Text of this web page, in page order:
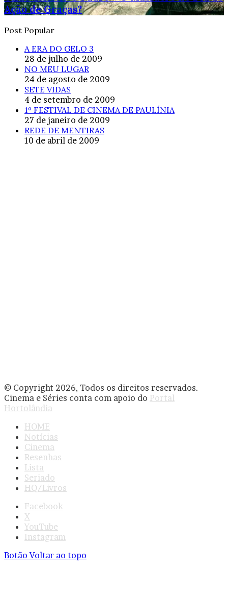
Ação de Graças?
Post Popular
A ERA DO GELO 3
28 de julho de 2009
NO MEU LUGAR
24 de agosto de 2009
SETE VIDAS
4 de setembro de 2009
1º FESTIVAL DE CINEMA DE PAULÍNIA
27 de janeiro de 2009
REDE DE MENTIRAS
10 de abril de 2009
© Copyright 2026, Todos os direitos reservados.
Cinema e Séries conta com apoio do Portal
Hortolândia
HOME
Notícias
Cinema
Resenhas
Lista
Seriado
HQ/Livros
Facebook
X
YouTube
Instagram
Botão Voltar ao topo